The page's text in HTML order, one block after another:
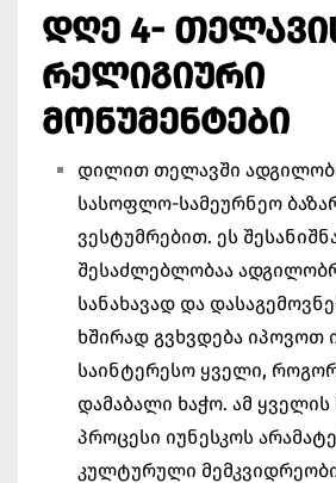
ᲓᲦᲔ 4-
ᲠᲔᲚᲘᲒᲘᲣᲠᲘ
ᲛᲝᲜᲣᲛᲔᲜᲢᲔᲑᲘ
დილით თელავში
სასოფლო-სამეურნეო
ვესტუმრებით. ეს
შესაძლებლობაა
სანახავად და
ხშირად გვხვდება იპოვოთ
საინტერესო ყველი,
დამაბალი ხაჭო. ამ
პროცესი იუნესკოს
კულტურული